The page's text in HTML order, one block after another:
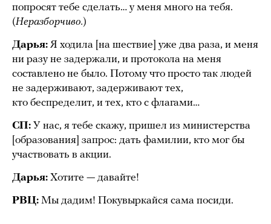
попросят тебе сделать… у меня много на тебя.
(Неразборчиво.)
Дарья: Я ходила [на шествие] уже два раза, и меня
ни разу не задержали, и протокола на меня
составлено не было. Потому что просто так людей
не задерживают, задерживают тех,
кто беспределит, и тех, кто с флагами…
СП: У нас, я тебе скажу, пришел из министерства
[образования] запрос: дать фамилии, кто мог бы
участвовать в акции.
Дарья: Хотите — давайте!
РВЦ: Мы дадим! Покувыркайся сама посиди.